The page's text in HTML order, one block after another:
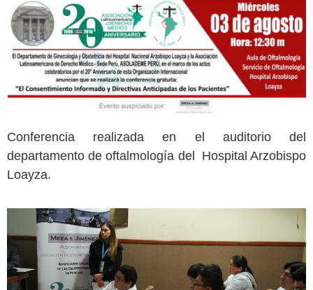
Conferencia realizada en el auditorio del
departamento de oftalmología del Hospital Arzobispo
Loayza.